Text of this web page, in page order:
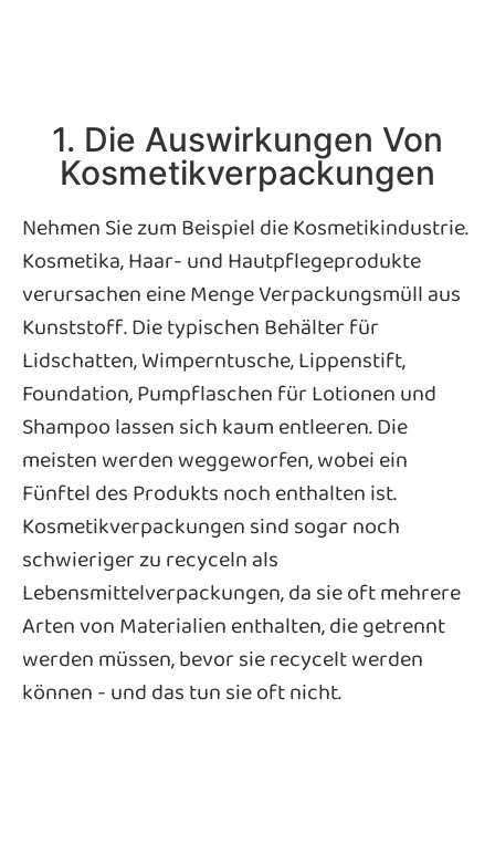
1. Die Auswirkungen Von
Kosmetikverpackungen
Nehmen Sie zum Beispiel die Kosmetikindustrie.
Kosmetika, Haar- und Hautpflegeprodukte
verursachen eine Menge Verpackungsmüll aus
Kunststoff. Die typischen Behälter für
Lidschatten, Wimperntusche, Lippenstift,
Foundation, Pumpflaschen für Lotionen und
Shampoo lassen sich kaum entleeren. Die
meisten werden weggeworfen, wobei ein
Fünftel des Produkts noch enthalten ist.
Kosmetikverpackungen sind sogar noch
schwieriger zu recyceln als
Lebensmittelverpackungen, da sie oft mehrere
Arten von Materialien enthalten, die getrennt
werden müssen, bevor sie recycelt werden
können - und das tun sie oft nicht.